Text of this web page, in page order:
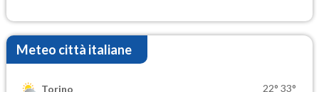
Meteo città italiane
Torino 22° 33°